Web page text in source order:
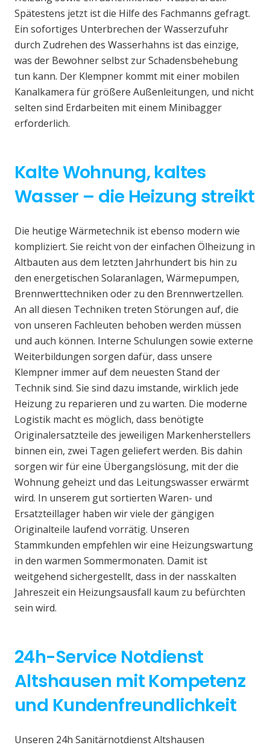
Spätestens jetzt ist die Hilfe des Fachmanns gefragt.
Ein sofortiges Unterbrechen der Wasserzufuhr
durch Zudrehen des Wasserhahns ist das einzige,
was der Bewohner selbst zur Schadensbehebung
tun kann. Der Klempner kommt mit einer mobilen
Kanalkamera für größere Außenleitungen, und nicht
selten sind Erdarbeiten mit einem Minibagger
erforderlich.
Kalte Wohnung, kaltes
Wasser – die Heizung streikt
Die heutige Wärmetechnik ist ebenso modern wie
kompliziert. Sie reicht von der einfachen Ölheizung in
Altbauten aus dem letzten Jahrhundert bis hin zu
den energetischen Solaranlagen, Wärmepumpen,
Brennwerttechniken oder zu den Brennwertzellen.
An all diesen Techniken treten Störungen auf, die
von unseren Fachleuten behoben werden müssen
und auch können. Interne Schulungen sowie externe
Weiterbildungen sorgen dafür, dass unsere
Klempner immer auf dem neuesten Stand der
Technik sind. Sie sind dazu imstande, wirklich jede
Heizung zu reparieren und zu warten. Die moderne
Logistik macht es möglich, dass benötigte
Originalersatzteile des jeweiligen Markenherstellers
binnen ein, zwei Tagen geliefert werden. Bis dahin
sorgen wir für eine Übergangslösung, mit der die
Wohnung geheizt und das Leitungswasser erwärmt
wird. In unserem gut sortierten Waren- und
Ersatzteillager haben wir viele der gängigen
Originalteile laufend vorrätig. Unseren
Stammkunden empfehlen wir eine Heizungswartung
in den warmen Sommermonaten. Damit ist
weitgehend sichergestellt, dass in der nasskalten
Jahreszeit ein Heizungsausfall kaum zu befürchten
sein wird.
24h-Service Notdienst
Altshausen mit Kompetenz
und Kundenfreundlichkeit
Unseren 24h Sanitärnotdienst Altshausen